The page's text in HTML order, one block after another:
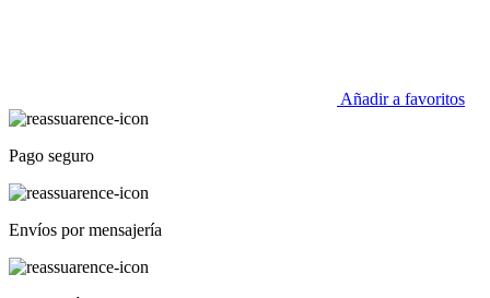
Añadir a favoritos
Pago seguro
Envíos por mensajería